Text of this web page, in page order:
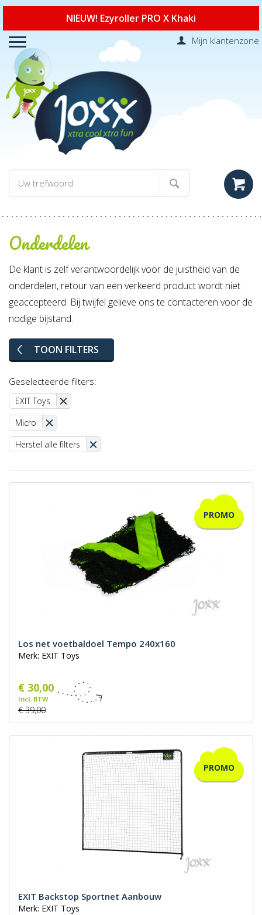
NIEUW! Ezyroller PRO X Khaki
Mijn klantenzone
Onderdelen
De klant is zelf verantwoordelijk voor de juistheid van de
onderdelen, retour van een verkeerd product wordt niet
geaccepteerd. Bij twijfel gelieve ons te contacteren voor de
nodige bijstand.
TOON FILTERS
Geselecteerde filters:
EXIT Toys
Micro
Herstel alle filters
PROMO
Los net voetbaldoel Tempo 240x160
Merk: EXIT Toys
€ 30,00
Incl. BTW
€ 39,00
PROMO
EXIT Backstop Sportnet Aanbouw
Merk: EXIT Toys